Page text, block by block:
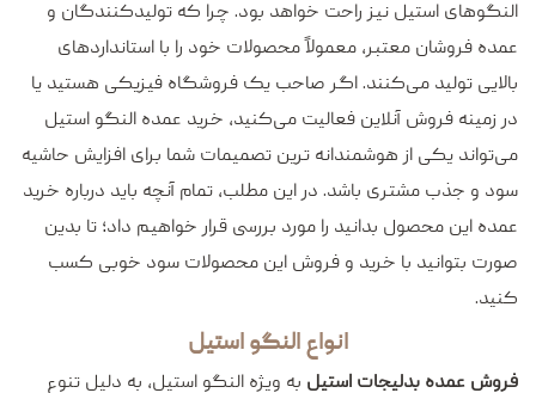
النگوهای استیل نیز راحت خواهد بود. چرا که تولیدکنندگان و
عمده فروشان معتبر، معمولاً محصولات خود را با استانداردهای
بالایی تولید می‌کنند. اگر صاحب یک فروشگاه فیزیکی هستید یا
در زمینه فروش آنلاین فعالیت می‌کنید، خرید عمده النگو استیل
می‌تواند یکی از هوشمندانه ترین تصمیمات شما برای افزایش حاشیه
سود و جذب مشتری باشد. در این مطلب، تمام آنچه باید درباره خرید
عمده این محصول بدانید را مورد بررسی قرار خواهیم داد؛ تا بدین
صورت بتوانید با خرید و فروش این محصولات سود خوبی کسب
کنید.
انواع النگو استیل
فروش عمده بدلیجات استیل به ویژه النگو استیل، به دلیل تنوع